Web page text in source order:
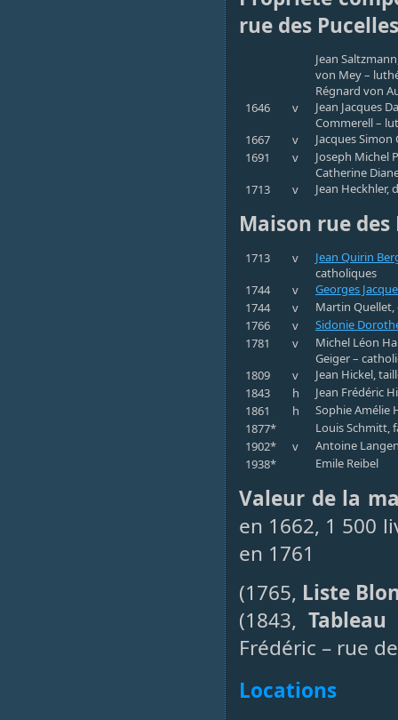
rue des Pucelles
Jean
von Mey –
Régnard von
1646
v
Jean Jacques
Commerell –
1667
v
Jacques
1691
v
Joseph Michel
Catherine
1713
v Jean Heckhler,
Maison rue des
1713 v
Jean Quirin
catholiques
1744
v
Georges
1744
v
Martin Quellet,
1766
v
Sidonie
1781
v
Michel Léon
Geiger –
1809
v
Jean Hickel,
1843
h
Jean Frédéric
1861
h
Sophie Amélie
1877*
Louis Schmitt,
1902*
v
Antoine
1938*
Emile Reibel
Valeur de la
en 1662, 1 500
en 1761
(1765, Liste
(1843,
Frédéric – rue
Locations